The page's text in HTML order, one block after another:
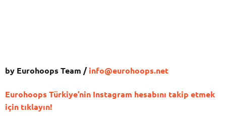
by Eurohoops Team /info@eurohoops.net
Eurohoops Türkiye’nin Instagram hesabını takip etmek
için tıklayın!